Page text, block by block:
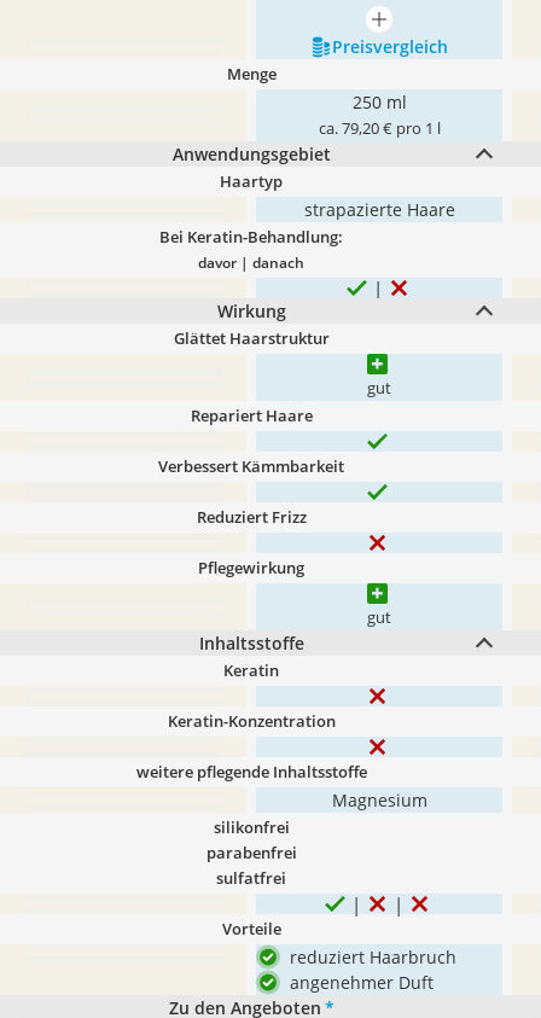
mehr anzeigen
Preis­vergleich
Menge
250 ml
ca. 79,20 € pro 1 l
Anwendungsgebiet
Haartyp
strapazierte Haare
Bei Keratin-Behandlung:
davor | danach
Wirkung
Glättet Haarstruktur
gut
Repariert Haare
Verbessert Kämmbarkeit
Reduziert Frizz
Pflegewirkung
gut
Inhaltsstoffe
Keratin
Keratin-Konzentration
weitere pflegende Inhaltsstoffe
Magnesium
silikonfrei
parabenfrei
sulfatfrei
Vorteile
reduziert Haarbruch
angenehmer Duft
Zu den Angeboten *